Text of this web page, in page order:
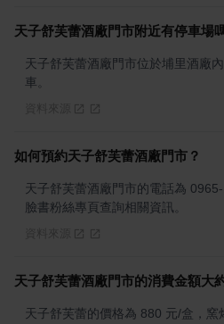
天子舒芙蕾酒廠門市附近有停車場
天子舒芙蕾酒廠門市位於埔里酒廠
車。
如何預約天子舒芙蕾酒廠門市？
天子舒芙蕾酒廠門市的電話為
臉書粉絲專頁查詢相關資訊。
天子舒芙蕾酒廠門市的消費金額大
天子舒芙蕾的價格為 880 元/盒，窯